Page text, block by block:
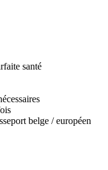
santé
belge / européen